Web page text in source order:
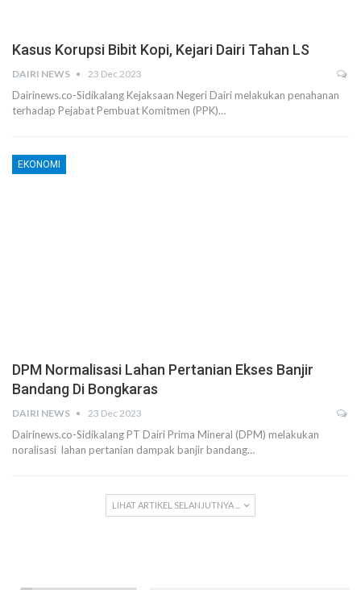
Kasus Korupsi Bibit Kopi, Kejari Dairi Tahan LS
DAIRI NEWS 23 Dec 2023
Dairinews.co-Sidikalang Kejaksaan Negeri Dairi melakukan penahanan
terhadap Pejabat Pembuat Komitmen (PPK)…
EKONOMI
DPM Normalisasi Lahan Pertanian Ekses Banjir
Bandang Di Bongkaras
DAIRI NEWS 23 Dec 2023
Dairinews.co-Sidikalang PT Dairi Prima Mineral (DPM) melakukan
noralisasi lahan pertanian dampak banjir bandang…
LIHAT ARTIKEL SELANJUTNYA ...